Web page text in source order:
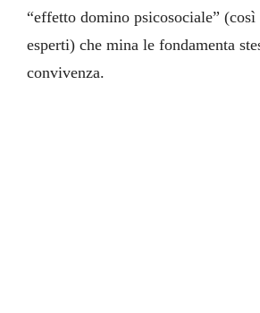
“effetto domino psicosociale”
esperti) che mina le fondamenta
convivenza.